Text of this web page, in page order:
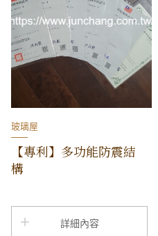
玻璃屋
【專利】多功能防震結
構
詳細內容